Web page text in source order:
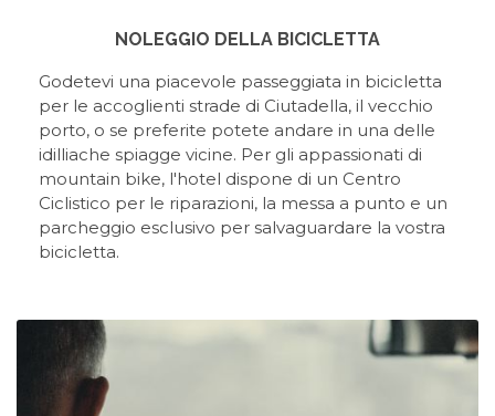
NOLEGGIO DELLA BICICLETTA
Godetevi una piacevole passeggiata in bicicletta
per le accoglienti strade di Ciutadella, il vecchio
porto, o se preferite potete andare in una delle
idilliache spiagge vicine. Per gli appassionati di
mountain bike, l'hotel dispone di un Centro
Ciclistico per le riparazioni, la messa a punto e un
parcheggio esclusivo per salvaguardare la vostra
bicicletta.